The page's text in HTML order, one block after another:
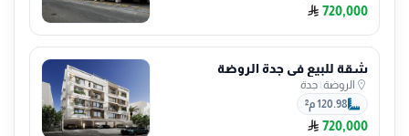
720,000
شقة للبيع في جدة الروضة
الروضة| جدة
120.98 م²
720,000